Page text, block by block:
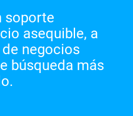
soporte
asequible, a
de negocios
búsqueda más